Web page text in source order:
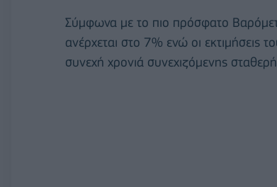
Σύμφωνα με το πιο πρόσφατο
ανέρχεται στο 7% ενώ οι
συνεχή χρονιά συνεχιζόμενης